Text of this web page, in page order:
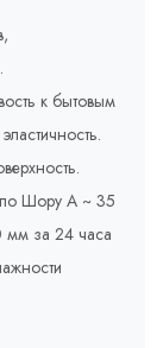
к бытовым
по Шору А ~ 35
мм за 24 часа